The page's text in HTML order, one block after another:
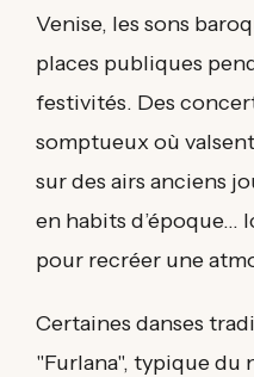
Venise, les sons
places publiques
festivités. Des
somptueux où
sur des airs anciens
en habits d’époque…
pour recréer une
Certaines danses
"Furlana", typique du